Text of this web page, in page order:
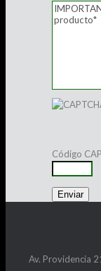
Código
Av. Providencia